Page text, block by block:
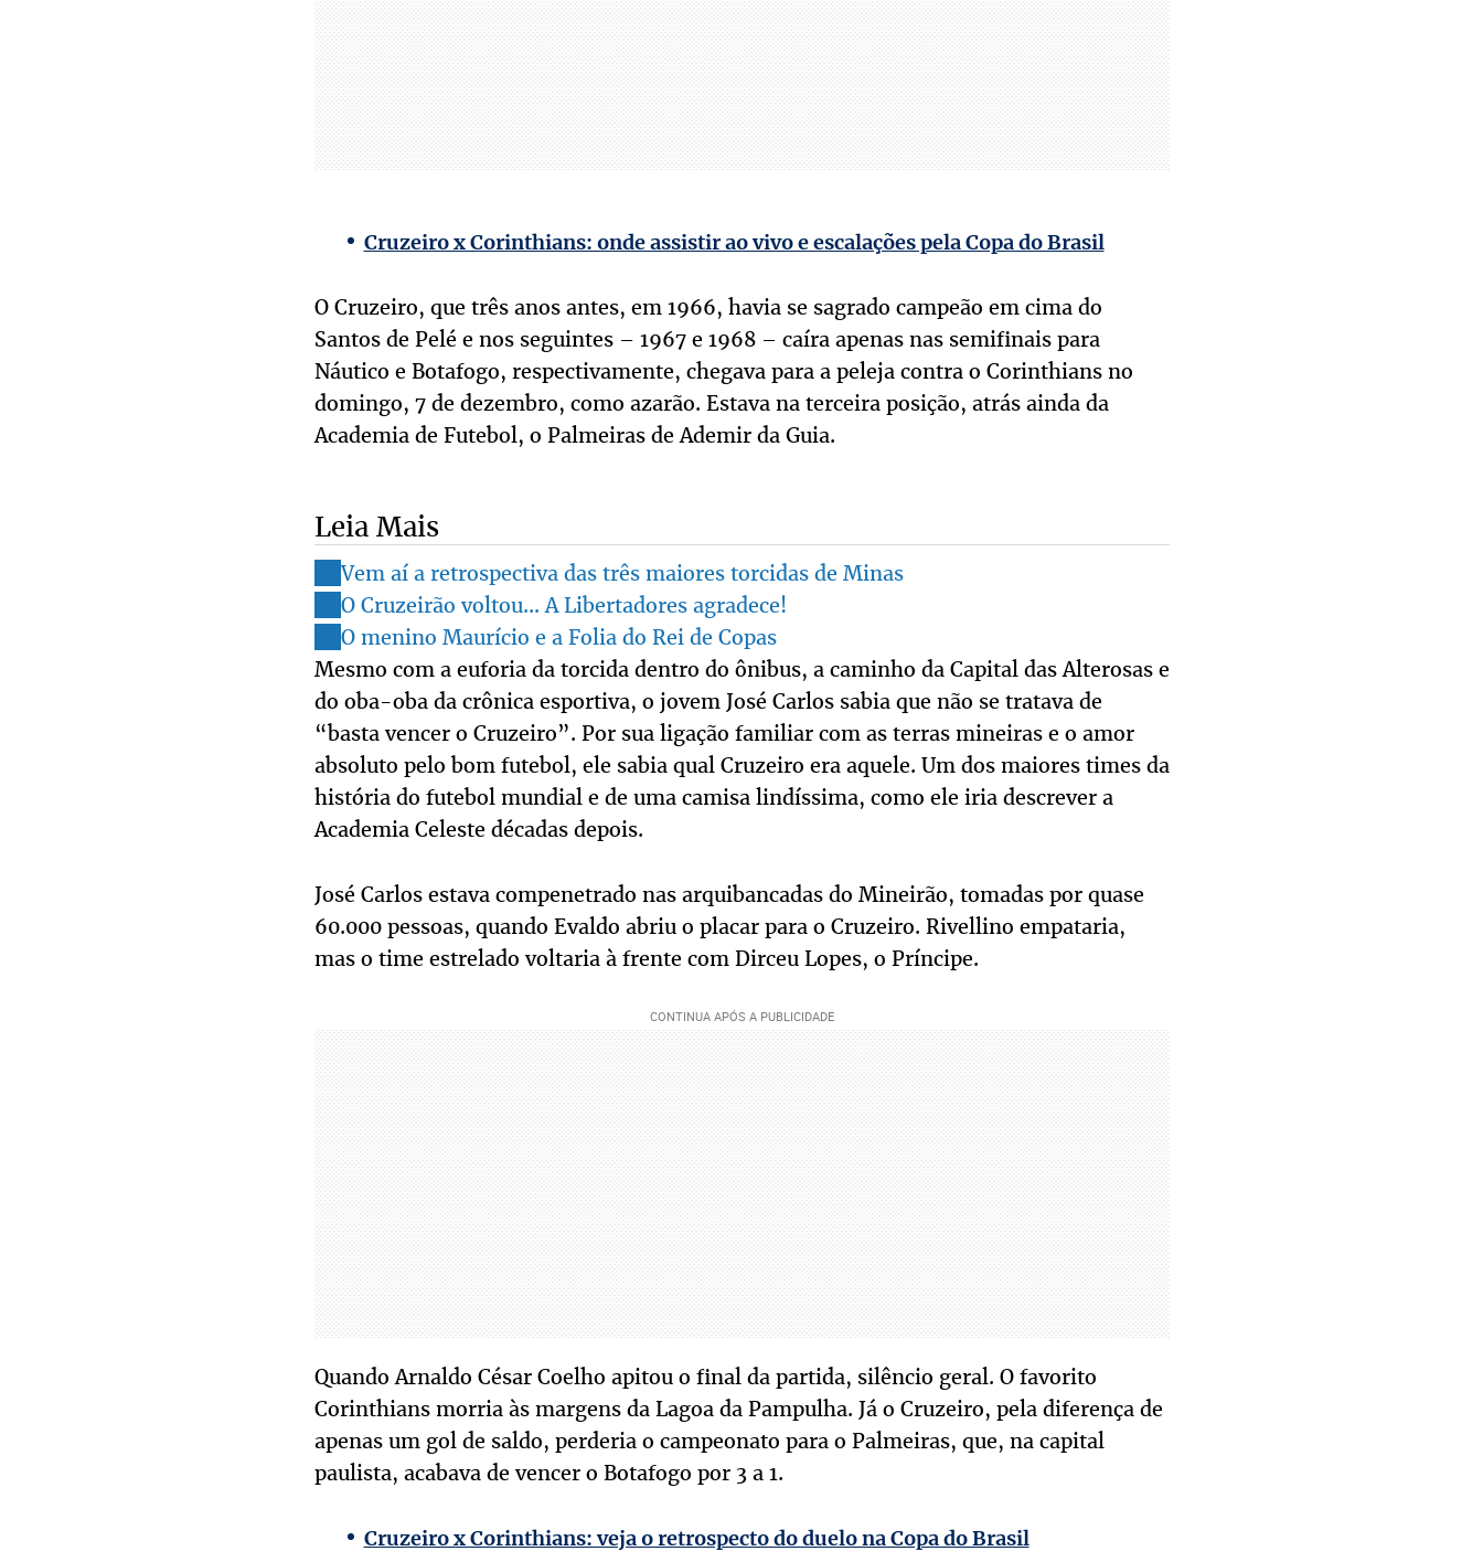
Cruzeiro x Corinthians: onde assistir ao vivo e escalações pela Copa do Brasil
O Cruzeiro, que três anos antes, em 1966, havia se sagrado campeão em cima do
Santos de Pelé e nos seguintes – 1967 e 1968 – caíra apenas nas semifinais para
Náutico e Botafogo, respectivamente, chegava para a peleja contra o Corinthians no
domingo, 7 de dezembro, como azarão. Estava na terceira posição, atrás ainda da
Academia de Futebol, o Palmeiras de Ademir da Guia.
Leia Mais
Vem aí a retrospectiva das três maiores torcidas de Minas
O Cruzeirão voltou... A Libertadores agradece!
O menino Maurício e a Folia do Rei de Copas
Mesmo com a euforia da torcida dentro do ônibus, a caminho da Capital das Alterosas e
do oba-oba da crônica esportiva, o jovem José Carlos sabia que não se tratava de
“basta vencer o Cruzeiro”. Por sua ligação familiar com as terras mineiras e o amor
absoluto pelo bom futebol, ele sabia qual Cruzeiro era aquele. Um dos maiores times da
história do futebol mundial e de uma camisa lindíssima, como ele iria descrever a
Academia Celeste décadas depois.
José Carlos estava compenetrado nas arquibancadas do Mineirão, tomadas por quase
60.000 pessoas, quando Evaldo abriu o placar para o Cruzeiro. Rivellino empataria,
mas o time estrelado voltaria à frente com Dirceu Lopes, o Príncipe.
Quando Arnaldo César Coelho apitou o final da partida, silêncio geral. O favorito
Corinthians morria às margens da Lagoa da Pampulha. Já o Cruzeiro, pela diferença de
apenas um gol de saldo, perderia o campeonato para o Palmeiras, que, na capital
paulista, acabava de vencer o Botafogo por 3 a 1.
Cruzeiro x Corinthians: veja o retrospecto do duelo na Copa do Brasil